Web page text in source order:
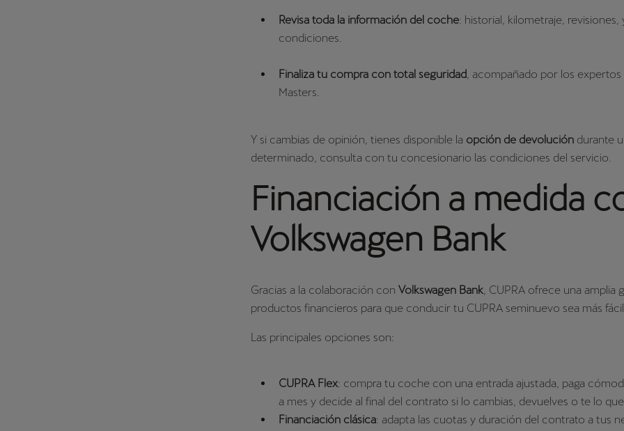
Revisa toda la información del coche: historial, kilometraje, revisiones,
condiciones.
Finaliza tu compra con total seguridad, acompañado por los expertos
Masters.
Y si cambias de opinión, tienes disponible la opción de devolución durante
determinado, consulta con tu concesionario las condiciones del servicio.
Financiación a medida
Volkswagen Bank
Gracias a la colaboración con Volkswagen Bank, CUPRA ofrece una amplia
productos financieros para que conducir tu CUPRA seminuevo sea más
Las principales opciones son:
CUPRA Flex: compra tu coche con una entrada ajustada, paga
a mes y decide al final del contrato si lo cambias, devuelves o te lo
Financiación clásica: adapta las cuotas y duración del contrato a tus